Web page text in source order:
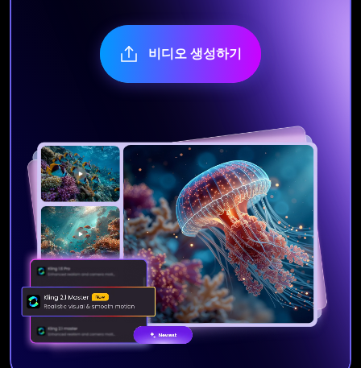
비디오 생성하기